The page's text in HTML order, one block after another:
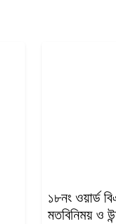
১৮নং ওয়ার্ড
মতবিনিময় ও